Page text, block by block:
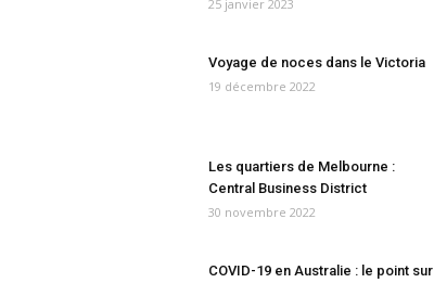
25 janvier 2023
Voyage de noces dans le Victoria
19 décembre 2022
Les quartiers de Melbourne :
Central Business District
30 novembre 2022
COVID-19 en Australie : le point sur